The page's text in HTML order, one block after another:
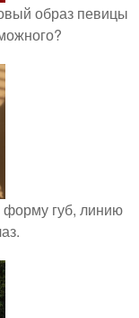
образ певицы
губ, линию